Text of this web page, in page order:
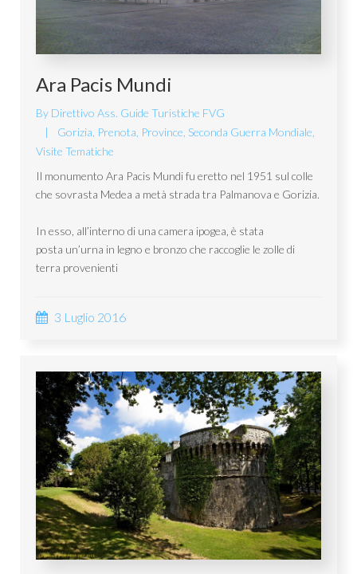
Ara Pacis Mundi
By Direttivo Ass. Guide Turistiche FVG
Gorizia, Prenota, Province, Seconda Guerra Mondiale,
Visite Tematiche
Il monumento Ara Pacis Mundi fu eretto nel 1951 sul colle
che sovrasta Medea a metà strada tra Palmanova e Gorizia.
In esso, all’interno di una camera ipogea, è stata
posta un’urna in legno e bronzo che raccoglie le zolle di
terra provenienti
3 Luglio 2016